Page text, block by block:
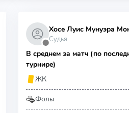
⬤
Хосе Луис Мунуэра
Судья
В среднем за матч (по
турнире)
ЖК
Фолы